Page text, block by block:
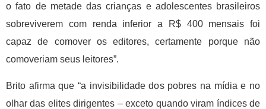
o fato de metade das crianças e adolescentes brasileiros
sobreviverem com renda inferior a R$ 400 mensais foi
capaz de comover os editores, certamente porque não
comoveriam seus leitores”.
Brito afirma que “a invisibilidade dos pobres na mídia e no
olhar das elites dirigentes – exceto quando viram índices de